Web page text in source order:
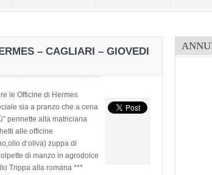
– CAGLIARI – GIOVEDI
le Officine di Hermes
sia a pranzo che a cena
pennette alla matriciana
alle officine
d’oliva) zuppa di
di manzo in agrodolce
Trippa alla romana ***